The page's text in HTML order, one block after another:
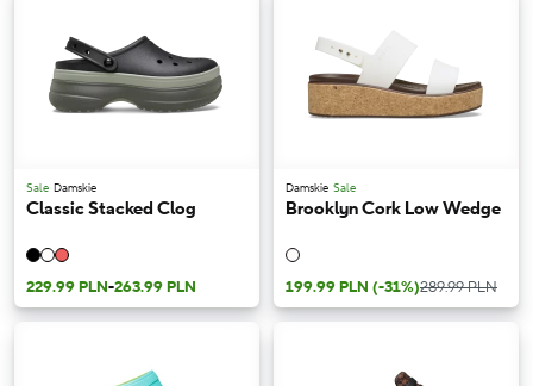
Sale Damskie
Classic Stacked Clog
229.99 PLN-263.99 PLN
Damskie Sale
Brooklyn Cork Low Wedge
199.99 PLN (-31%)289.99 PLN